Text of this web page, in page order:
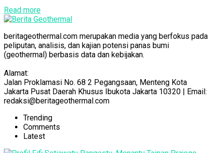
Read more
beritageothermal.com merupakan media yang berfokus pada
peliputan, analisis, dan kajian potensi panas bumi
(geothermal) berbasis data dan kebijakan.
Alamat:
Jalan Proklamasi No. 68 2 Pegangsaan, Menteng Kota
Jakarta Pusat Daerah Khusus Ibukota Jakarta 10320 | Email:
redaksi@beritageothermal.com
Trending
Comments
Latest